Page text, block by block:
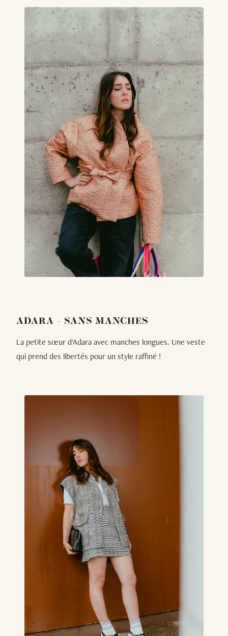
ADARA - SANS MANCHES
La petite sœur d'Adara avec manches longues. Une veste
qui prend des libertés pour un style raffiné !